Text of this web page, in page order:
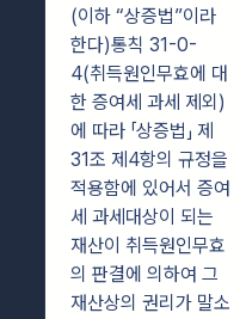
(이하 “상증법”이라
한다)통칙 31-0-
4(취득원인무효에 대
한 증여세 과세 제외)
에 따라 「상증법」 제
31조 제4항의 규정을
적용함에 있어서 증여
세 과세대상이 되는
재산이 취득원인무효
의 판결에 의하여 그
재산상의 권리가 말소